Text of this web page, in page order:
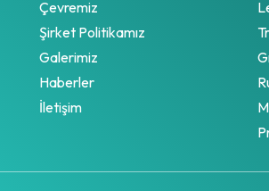
Çevremiz
Şirket Politikamız
Galerimiz
Haberler
İletişim